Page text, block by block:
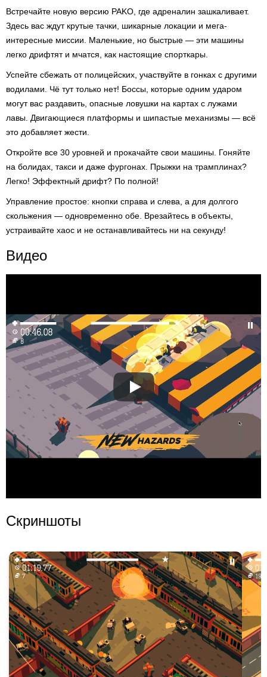
Встречайте новую версию PAKO, где адреналин зашкаливает.
Здесь вас ждут крутые тачки, шикарные локации и мега-
интересные миссии. Маленькие, но быстрые — эти машины
легко дрифтят и мчатся, как настоящие спорткары.
Успейте сбежать от полицейских, участвуйте в гонках с другими
водилами. Чё тут только нет! Боссы, которые одним ударом
могут вас раздавить, опасные ловушки на картах с лужами
лавы. Двигающиеся платформы и шипастые механизмы — всё
это добавляет жести.
Откройте все 30 уровней и прокачайте свои машины. Гоняйте
на болидах, такси и даже фургонах. Прыжки на трамплинах?
Легко! Эффектный дрифт? По полной!
Управление простое: кнопки справа и слева, а для долгого
скольжения — одновременно обе. Врезайтесь в объекты,
устраивайте хаос и не останавливайтесь ни на секунду!
Видео
Скриншоты